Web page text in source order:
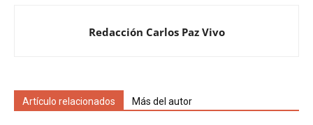
Redacción Carlos Paz Vivo
Artículo relacionados Más del autor